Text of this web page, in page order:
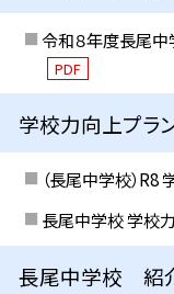
令和８年度長尾
PDF
学校力向上プラ
（長尾中学校）R8
長尾中学校 学校
長尾中学校 紹